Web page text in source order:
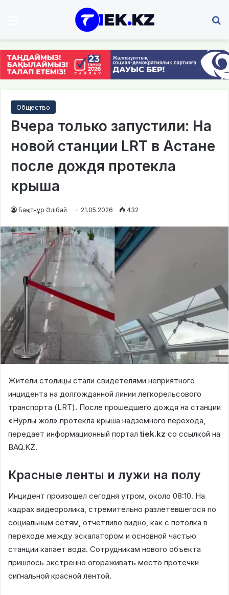
Общество
Вчера только запустили: На
новой станции LRT в Астане
после дождя протекла
крыша
Бақытнұр Әлібай 21.05.2026 432
Жители столицы стали свидетелями неприятного
инцидента на долгожданной линии легкорельсового
транспорта (LRT). После прошедшего дождя на станции
«Нурлы жол» протекла крыша надземного перехода,
передает информационный порталtiek.kz со ссылкой на
BAQ.KZ.
Красные ленты и лужи на полу
Инцидент произошел сегодня утром, около 08:10. На
кадрах видеоролика, стремительно разлетевшегося по
социальным сетям, отчетливо видно, как с потолка в
переходе между эскалатором и основной частью
станции капает вода. Сотрудникам нового объекта
пришлось экстренно огораживать место протечки
сигнальной красной лентой.